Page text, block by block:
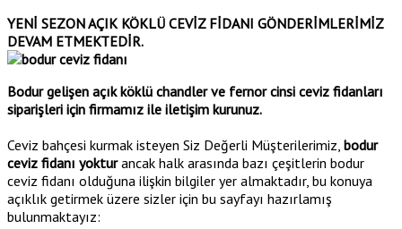
YENİ SEZON AÇIK KÖKLÜ CEVİZ FİDANI GÖNDERİMLERİMİZ
DEVAM ETMEKTEDİR.
Bodur gelişen açık köklü chandler ve fernor cinsi ceviz fidanları
siparişleri için firmamız ile iletişim kurunuz.
Ceviz bahçesi kurmak isteyen Siz Değerli Müşterilerimiz, bodur
ceviz fidanı yokturancak halk arasında bazı çeşitlerin bodur
ceviz fidanı olduğuna ilişkin bilgiler yer almaktadır, bu konuya
açıklık getirmek üzere sizler için bu sayfayı hazırlamış
bulunmaktayız: